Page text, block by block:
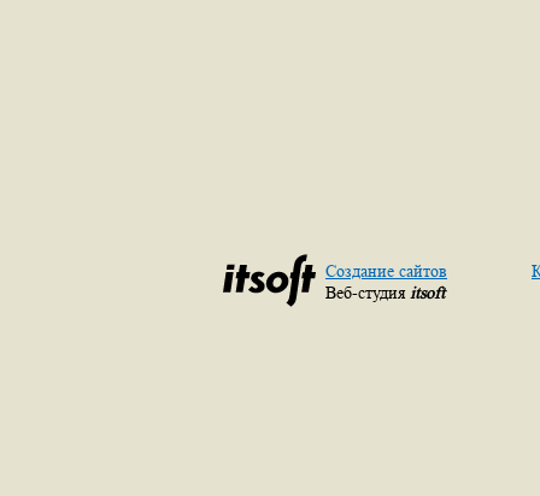
Создание сайтов
Веб-студия itsoft